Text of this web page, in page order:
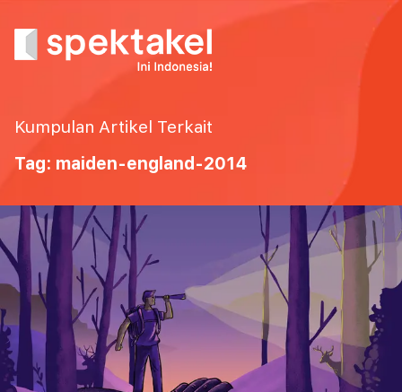
Kumpulan Artikel Terkait
Tag: maiden-england-2014